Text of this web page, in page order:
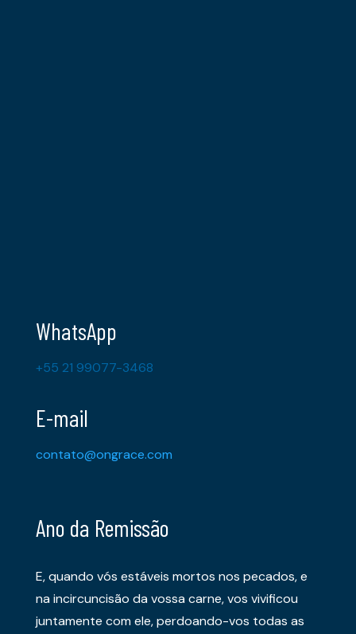
WhatsApp
+55 21 99077-3468
E-mail
contato@ongrace.com
Ano da Remissão
E, quando vós estáveis mortos nos pecados, e
na incircuncisão da vossa carne, vos vivificou
juntamente com ele, perdoando-vos todas as